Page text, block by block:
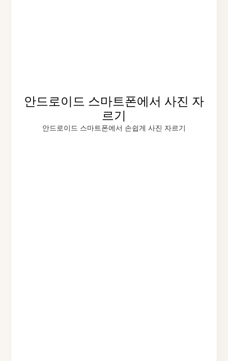
안드로이드 스마트폰에서 사진 자
르기
안드로이드 스마트폰에서 손쉽게 사진 자르기